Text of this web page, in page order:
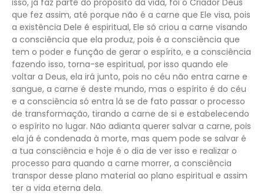
isso, já faz parte do propósito da vida, foi o Criador Deus
que fez assim, até porque não é a carne que Ele visa, pois
a existência Dele é espiritual, Ele só criou a carne visando
a consciência que ela produz, pois é a consciência que
tem o poder e função de gerar o espírito, e a consciência
fazendo isso, torna-se espiritual, por isso quando ele
voltar a Deus, ela irá junto, pois no céu não entra carne e
sangue, a carne é deste mundo, mas o espírito é do céu
e a consciência só entra lá se de fato passar o processo
de transformação, tirando a carne de si e estabelecendo
o espírito no lugar. Não adianta querer salvar a carne, pois
ela já é condenada à morte, mas quem pode se salvar é
a tua consciência e hoje é o dia de ver isso e realizar o
processo para quando a carne morrer, a consciência
transpor desse plano material ao plano espiritual e assim
ter a vida eterna dela.